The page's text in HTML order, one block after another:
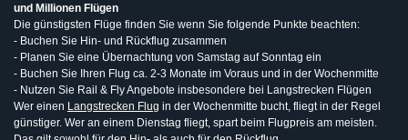
und Millionen Flügen
Die günstigsten Flüge finden Sie wenn Sie folgende Punkte beachten:
- Buchen Sie Hin- und Rückflug zusammen
- Planen Sie eine Übernachtung von Samstag auf Sonntag ein
- Buchen Sie Ihren Flug ca. 2-3 Monate im Voraus und in der Wochenmitte
- Nutzen Sie Rail & Fly Angebote insbesondere bei Langstrecken Flügen
Wer einen Langstrecken Flug in der Wochenmitte bucht, fliegt in der Regel
günstiger. Wer an einem Dienstag fliegt, spart beim Flugpreis am meisten.